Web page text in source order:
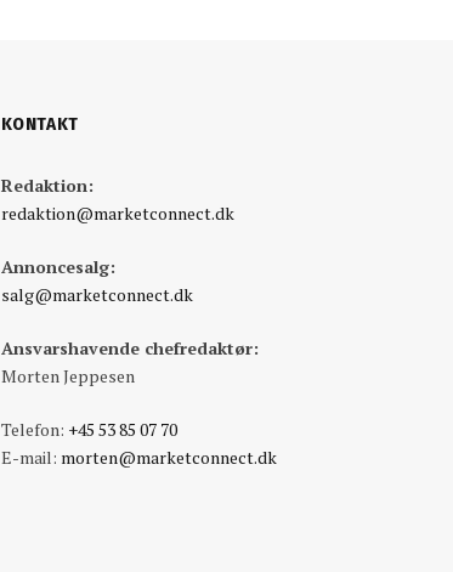
KONTAKT
Redaktion:
redaktion@marketconnect.dk
Annoncesalg:
salg@marketconnect.dk
Ansvarshavende chefredaktør:
Morten Jeppesen
Telefon: +45 53 85 07 70
E-mail: morten@marketconnect.dk